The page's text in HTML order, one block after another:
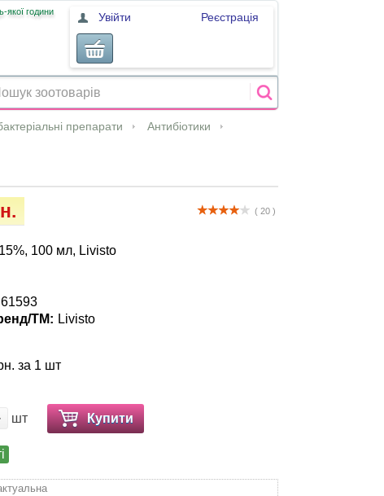
якої години Увійти Реєстрація
препарати
Антибіотики
( 20 )
100 мл, Livisto
ТМ: Livisto
за 1 шт
шт Купити